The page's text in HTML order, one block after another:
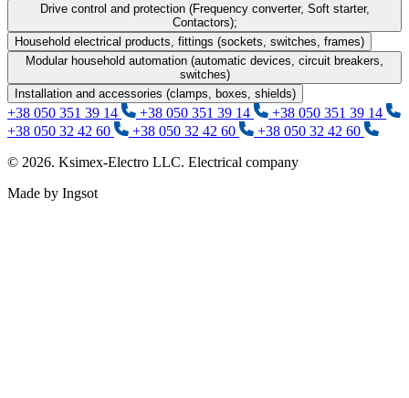
Drive control and protection (Frequency converter, Soft starter,
Contactors);
Household electrical products, fittings (sockets, switches, frames)
Modular household automation (automatic devices, circuit breakers,
switches)
Installation and accessories (clamps, boxes, shields)
+38 050 351 39 14 +38 050 351 39 14
+38 050 351 39 14
+38 050 32 42 60
+38 050 32 42 60
+38 050 32 42 60
© 2026. Ksimex-Electro LLC. Electrical company
Made by Ingsot